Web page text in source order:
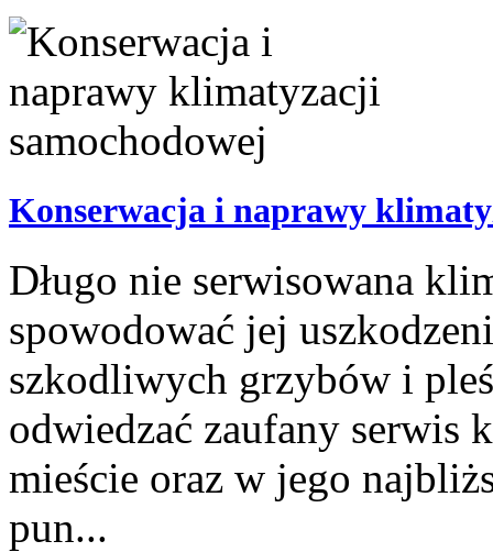
Konserwacja i naprawy
Długo nie serwisowana
spowodować jej
szkodliwych grzybów i
odwiedzać zaufany serwis
mieście oraz w jego
pun...